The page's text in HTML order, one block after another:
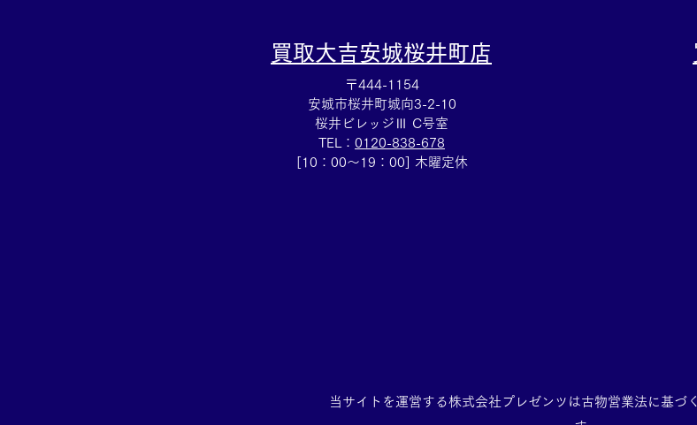
買取大吉安城桜井町店
〒444-1154
安城市桜井町城向3-2-10
桜井ビレッジⅢ C号室
TEL： 0120-838-678
[10：00～19：00] 木曜定休
当サイトを運営する株式会社プレゼンツは古物営業法に基づ